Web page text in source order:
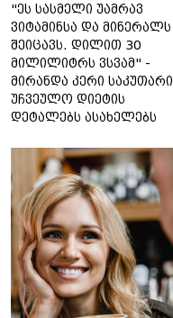
"ეს სასმელი უამრავ
ვიტამინსა და მინერალს
შეიცავს. დილით 30
მილილიტრს ვსვამ" -
მირანდა კერი საკუთარი
უჩვეულო დიეტის
დეტალებს ასახელებს